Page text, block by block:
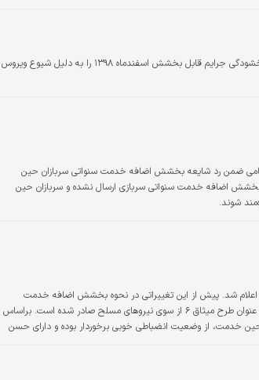
رئیس کل سازمان امور مالیاتی کشور با صدور بخشنامه‌ای، مهلت بخشودگی جرایم قابل بخشش اسفندماه ۱۳۹۸ را به دلیل شیوع ویروس
ضمن رد شایعه بخشش اضافه خدمت سنواتی سربازان حین
اضافه خدمت سنواتی سربازی ارسال نشده و سربازان حین
شوند.
شد. پیش از این تغییراتی در نحوه بخشش اضافه خدمت
سنواتی سربازان اعمال شده بود که اخیرا بخشنامه مربوط به آن نیز تحت عنوان طرح میثاق ۶ از سوی نیروهای مسلح صادر شده است. براساس
خدمت، از وضعیت انضباطی خوبی برخوردار بوده و دارای حسن